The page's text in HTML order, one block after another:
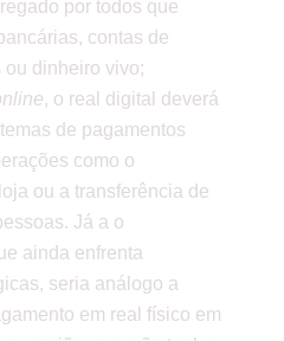
por todos que
contas de
ou dinheiro vivo;
, o real digital deverá
de pagamentos
como o
ou a transferência de
Já a o
ainda enfrenta
seria análogo a
em real físico em